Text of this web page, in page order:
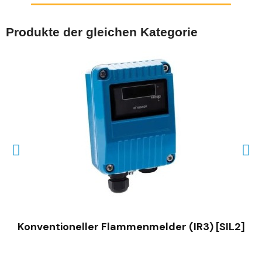
Produkte der gleichen Kategorie
SCHNELLANSICHT
Konventioneller Flammenmelder (IR3) [SIL2]